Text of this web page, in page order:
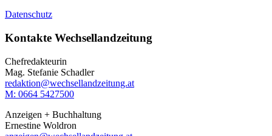
Datenschutz
Kontakte Wechsellandzeitung
Chefredakteurin
Mag. Stefanie Schadler
redaktion@wechsellandzeitung.at
M: 0664 5427500‬
Anzeigen + Buchhaltung
Ernestine Woldron